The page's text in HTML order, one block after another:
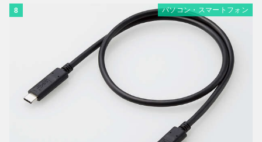
8 パソコン・スマートフォン